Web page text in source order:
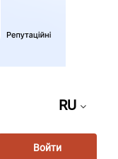
RU
Войти